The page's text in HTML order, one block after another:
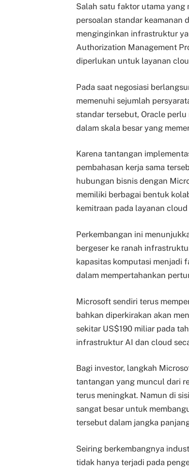
Salah satu faktor utama yang
persoalan standar keamanan
menginginkan infrastruktur
Authorization Management
diperlukan untuk layanan
Pada saat negosiasi
memenuhi sejumlah
standar tersebut, Oracle
dalam skala besar yang
Karena tantangan
pembahasan kerja sama
hubungan bisnis dengan
memiliki berbagai bentuk
kemitraan pada layanan
Perkembangan ini
bergeser ke ranah
kapasitas komputasi menjadi
dalam mempertahankan
Microsoft sendiri terus
bahkan diperkirakan akan
sekitar US$190 miliar pada
infrastruktur AI dan cloud
Bagi investor, langkah
tantangan yang muncul dari
terus meningkat. Namun di
sangat besar untuk
tersebut dalam jangka
Seiring berkembangnya
tidak hanya terjadi pada